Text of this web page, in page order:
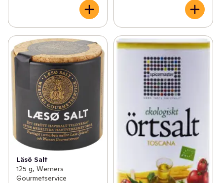
Läsö Salt
125 g, Werners
Gourmetservice